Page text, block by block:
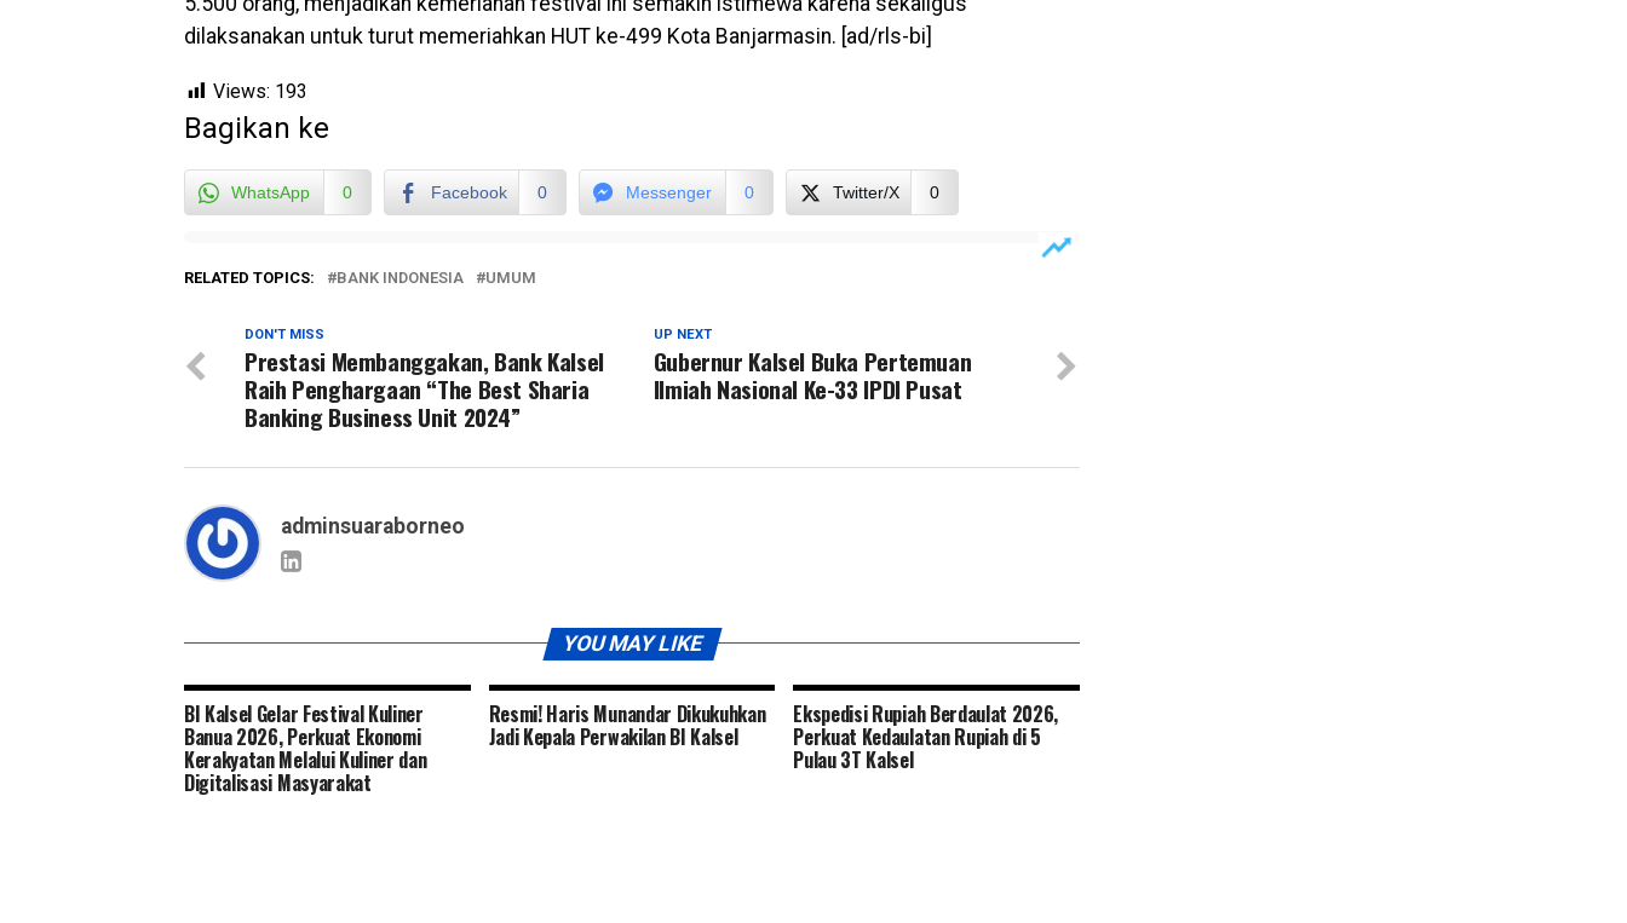
dilaksanakan untuk turut memeriahkan HUT ke-499 Kota Banjarmasin. [ad/rls-bi]
Views: 193
Bagikan ke
WhatsApp 0 Facebook 0 Messenger 0 Twitter/X 0
RELATED TOPICS: BANK INDONESIA UMUM
UP NEXT
Gubernur Kalsel Buka Pertemuan
Ilmiah Nasional Ke-33 IPDI Pusat
DON'T MISS
Prestasi Membanggakan, Bank Kalsel
Raih Penghargaan “The Best Sharia
Banking Business Unit 2024”
adminsuaraborneo
YOU MAY LIKE
BI Kalsel Gelar Festival Kuliner
Banua 2026, Perkuat Ekonomi
Kerakyatan Melalui Kuliner dan
Digitalisasi Masyarakat
Resmi! Haris Munandar Dikukuhkan
Jadi Kepala Perwakilan BI Kalsel
Ekspedisi Rupiah Berdaulat 2026,
Perkuat Kedaulatan Rupiah di 5
Pulau 3T Kalsel